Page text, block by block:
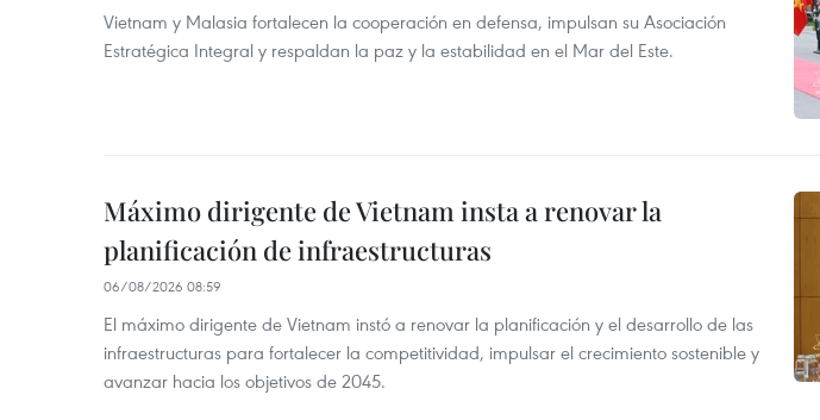
Vietnam y Malasia fortalecen la cooperación en defensa, impulsan su Asociación
Estratégica Integral y respaldan la paz y la estabilidad en el Mar del Este.
Máximo dirigente de Vietnam insta a renovar la
planificación de infraestructuras
06/08/2026 08:59
El máximo dirigente de Vietnam instó a renovar la planificación y el desarrollo de las
infraestructuras para fortalecer la competitividad, impulsar el crecimiento sostenible y
avanzar hacia los objetivos de 2045.